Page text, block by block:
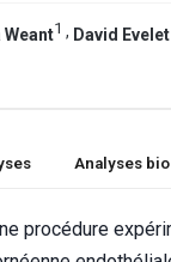
1 , David
Analyses
procédure